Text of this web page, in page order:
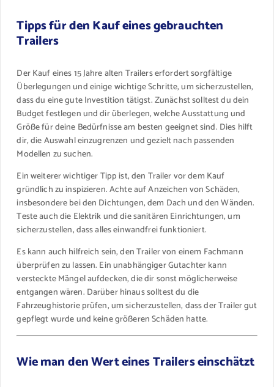
Tipps für den Kauf eines gebrauchten
Trailers
Der Kauf eines 15 Jahre alten Trailers erfordert sorgfältige
Überlegungen und einige wichtige Schritte, um sicherzustellen,
dass du eine gute Investition tätigst. Zunächst solltest du dein
Budget festlegen und dir überlegen, welche Ausstattung und
Größe für deine Bedürfnisse am besten geeignet sind. Dies hilft
dir, die Auswahl einzugrenzen und gezielt nach passenden
Modellen zu suchen.
Ein weiterer wichtiger Tipp ist, den Trailer vor dem Kauf
gründlich zu inspizieren. Achte auf Anzeichen von Schäden,
insbesondere bei den Dichtungen, dem Dach und den Wänden.
Teste auch die Elektrik und die sanitären Einrichtungen, um
sicherzustellen, dass alles einwandfrei funktioniert.
Es kann auch hilfreich sein, den Trailer von einem Fachmann
überprüfen zu lassen. Ein unabhängiger Gutachter kann
versteckte Mängel aufdecken, die dir sonst möglicherweise
entgangen wären. Darüber hinaus solltest du die
Fahrzeughistorie prüfen, um sicherzustellen, dass der Trailer gut
gepflegt wurde und keine größeren Schäden hatte.
Wie man den Wert eines Trailers einschätzt